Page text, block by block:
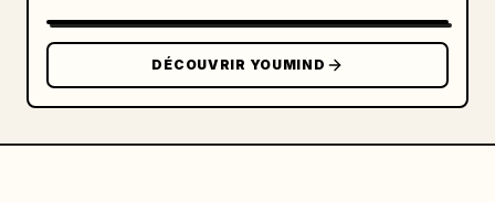
        "copy": {
          "headline": "
          "product_name": "Everyday Dashi",
DÉCOUVRIR YOUMIND